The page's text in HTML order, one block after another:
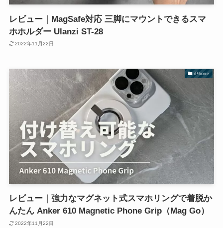
レビュー｜MagSafe対応 三脚にマウントできるスマ
ホホルダー Ulanzi ST-28
2022年11月22日
iPhone
レビュー｜強力なマグネット式スマホリングで着脱か
んたん Anker 610 Magnetic Phone Grip（Mag Go）
2022年11月22日